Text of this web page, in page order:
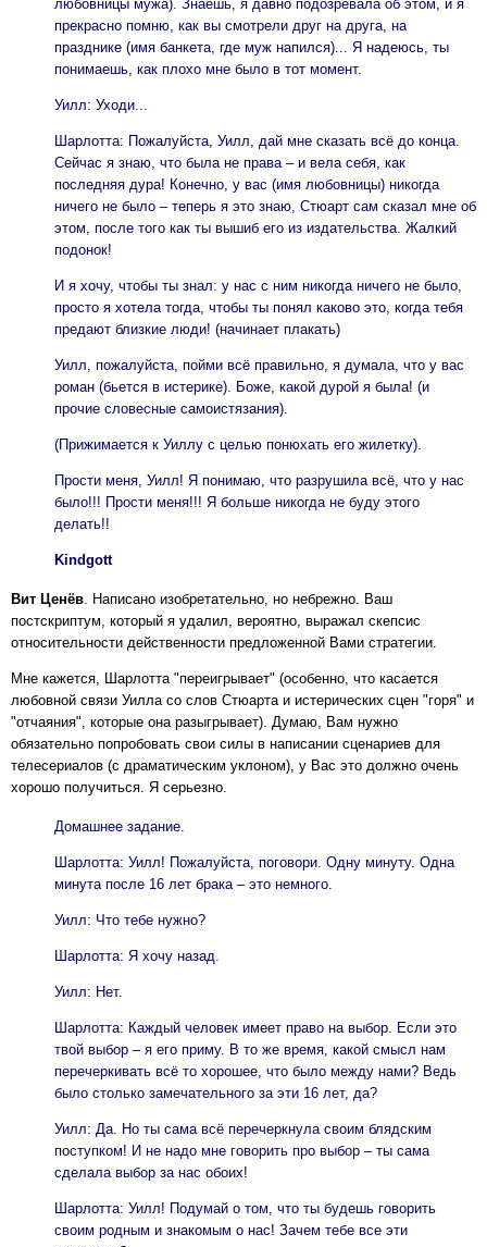
любовницы мужа). Знаешь, я давно подозревала об этом, и я
прекрасно помню, как вы смотрели друг на друга, на
празднике (имя банкета, где муж напился)... Я надеюсь, ты
понимаешь, как плохо мне было в тот момент.
Уилл: Уходи...
Шарлотта: Пожалуйста, Уилл, дай мне сказать всё до конца.
Сейчас я знаю, что была не права – и вела себя, как
последняя дура! Конечно, у вас (имя любовницы) никогда
ничего не было – теперь я это знаю, Стюарт сам сказал мне об
этом, после того как ты вышиб его из издательства. Жалкий
подонок!
И я хочу, чтобы ты знал: у нас с ним никогда ничего не было,
просто я хотела тогда, чтобы ты понял каково это, когда тебя
предают близкие люди! (начинает плакать)
Уилл, пожалуйста, пойми всё правильно, я думала, что у вас
роман (бьется в истерике). Боже, какой дурой я была! (и
прочие словесные самоистязания).
(Прижимается к Уиллу с целью понюхать его жилетку).
Прости меня, Уилл! Я понимаю, что разрушила всё, что у нас
было!!! Прости меня!!! Я больше никогда не буду этого
делать!!
Kindgott
Вит Ценёв . Написано изобретательно, но небрежно. Ваш
постскриптум, который я удалил, вероятно, выражал скепсис
относительности действенности предложенной Вами стратегии.
Мне кажется, Шарлотта "переигрывает" (особенно, что касается
любовной связи Уилла со слов Стюарта и истерических сцен "горя" и
"отчаяния", которые она разыгрывает). Думаю, Вам нужно
обязательно попробовать свои силы в написании сценариев для
телесериалов (с драматическим уклоном), у Вас это должно очень
хорошо получиться. Я серьезно.
Домашнее задание.
Шарлотта: Уилл! Пожалуйста, поговори. Одну минуту. Одна
минута после 16 лет брака – это немного.
Уилл: Что тебе нужно?
Шарлотта: Я хочу назад.
Уилл: Нет.
Шарлотта: Каждый человек имеет право на выбор. Если это
твой выбор – я его приму. В то же время, какой смысл нам
перечеркивать всё то хорошее, что было между нами? Ведь
было столько замечательного за эти 16 лет, да?
Уилл: Да. Но ты сама всё перечеркнула своим блядским
поступком! И не надо мне говорить про выбор – ты сама
сделала выбор за нас обоих!
Шарлотта: Уилл! Подумай о том, что ты будешь говорить
своим родным и знакомым о нас! Зачем тебе все эти